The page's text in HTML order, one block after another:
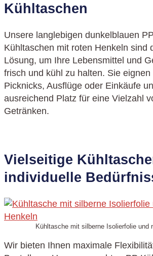
Kühltaschen
Unsere langlebigen dunkelblauen
Kühltaschen mit roten Henkeln sind
Lösung, um Ihre Lebensmittel und
frisch und kühl zu halten. Sie
Picknicks, Ausflüge oder Einkäufe
ausreichend Platz für eine Vielzahl
Getränken.
Vielseitige
individuelle
Kühltasche mit silberne Isolierfolie und
Wir bieten Ihnen maximale